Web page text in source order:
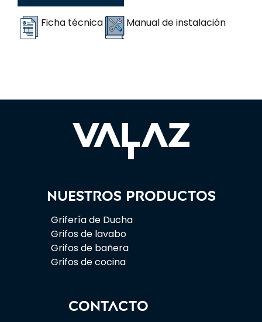
Ficha técnica Manual de instalación
Nuestros productos
Grifería de Ducha
Grifos de lavabo
Grifos de bañera
Grifos de cocina
CONTACTO